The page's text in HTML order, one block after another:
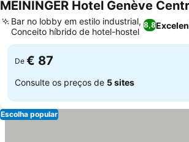
MEININGER Hotel Genève
8,8
Bar no lobby em estilo industrial,
Conceito híbrido de hotel-hostel
De € 87
Consulte os preços de 5 sites
Escolha popular